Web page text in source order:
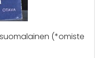
(*omiste